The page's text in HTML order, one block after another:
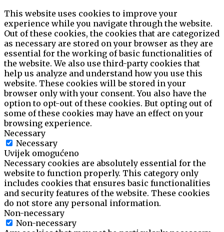
This website uses cookies to improve your
experience while you navigate through the website.
Out of these cookies, the cookies that are categorized
as necessary are stored on your browser as they are
essential for the working of basic functionalities of
the website. We also use third-party cookies that
help us analyze and understand how you use this
website. These cookies will be stored in your
browser only with your consent. You also have the
option to opt-out of these cookies. But opting out of
some of these cookies may have an effect on your
browsing experience.
Necessary
Necessary
Uvijek omogućeno
Necessary cookies are absolutely essential for the
website to function properly. This category only
includes cookies that ensures basic functionalities
and security features of the website. These cookies
do not store any personal information.
Non-necessary
Non-necessary